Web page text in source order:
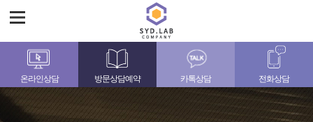
온라인상담 방문상담예약 카톡상담 전화상담